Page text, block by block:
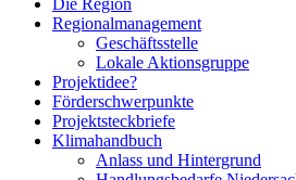
Die Region
Regionalmanagement
Geschäftsstelle
Lokale Aktionsgruppe
Projektidee?
Förderschwerpunkte
Projektsteckbriefe
Klimahandbuch
Anlass und Hintergrund